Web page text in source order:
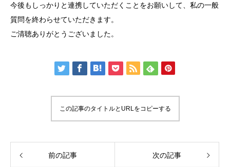
今後もしっかりと連携していただくことをお願いして、私の一般
質問を終わらせていただきます。
ご清聴ありがとうございました。
この記事のタイトルとURLをコピーする
前の記事 次の記事